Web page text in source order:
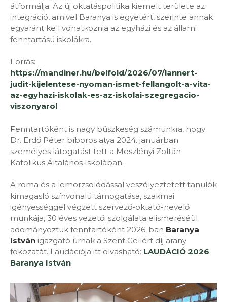
átformálja. Az új oktatáspolitika kiemelt területe az
integráció, amivel Baranya is egyetért, szerinte annak
egyaránt kell vonatkoznia az egyházi és az állami
fenn­tartású iskolákra.
Forrás:
https://mandiner.hu/belfold/2026/07/lannert-
judit-kijelentese-nyoman-ismet-fellangolt-a-vita-
az-egyhazi-iskolak-es-az-iskolai-szegregacio-
viszonyarol
Fenntartóként is nagy büszkeség számunkra, hogy
Dr. Erdő Péter bíboros atya 2024. januárban
személyes látogatást tett a Meszlényi Zoltán
Katolikus Általános Iskolában.
A roma és a lemorzsolódással veszélyeztetett tanulók
kimagasló színvonalú támogatása, szakmai
igényességgel végzett szervező-oktató-nevelő
munkája, 30 éves vezetői szolgálata elismeréséül
adományoztuk fenntartóként 2026-ban Baranya
István igazgató úrnak a Szent Gellért díj arany
fokozatát. Laudációja itt olvasható: LAUDÁCIÓ 2026
Baranya István